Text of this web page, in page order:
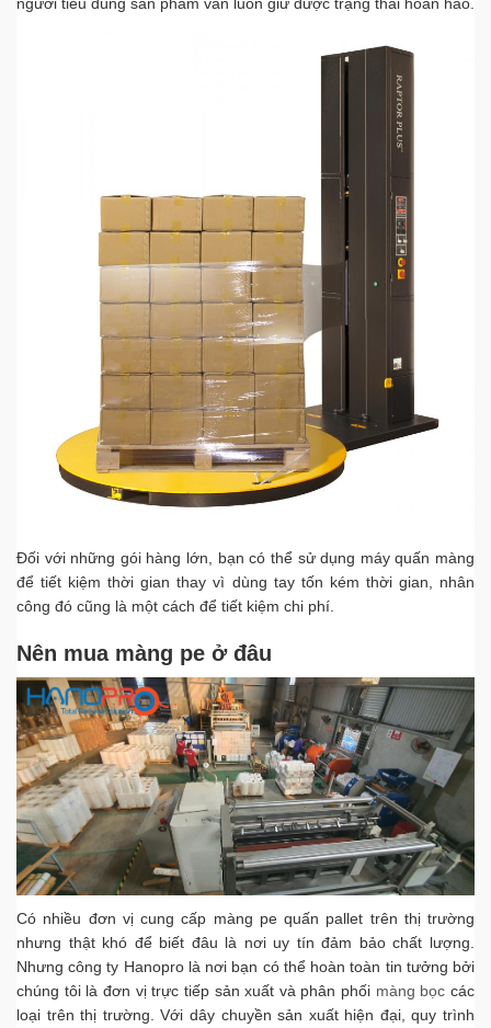
Đối với những gói hàng lớn, bạn có thể sử dụng máy quấn màng
để tiết kiệm thời gian thay vì dùng tay tốn kém thời gian, nhân
công đó cũng là một cách để tiết kiệm chi phí.
Nên mua màng pe ở đâu
Có nhiều đơn vị cung cấp màng pe quấn pallet trên thị trường
nhưng thật khó để biết đâu là nơi uy tín đảm bảo chất lượng.
Nhưng công ty Hanopro là nơi bạn có thể hoàn toàn tin tưởng bởi
chúng tôi là đơn vị trực tiếp sản xuất và phân phối màng bọc các
loại trên thị trường. Với dây chuyền sản xuất hiện đại, quy trình